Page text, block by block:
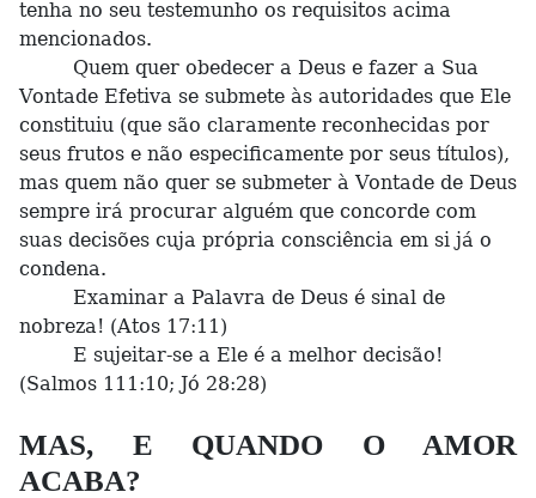
tenha no seu testemunho os requisitos acima
mencionados.
Quem quer obedecer a Deus e fazer a Sua
Vontade Efetiva se submete às autoridades que Ele
constituiu (que são claramente reconhecidas por
seus frutos e não especificamente por seus títulos),
mas quem não quer se submeter à Vontade de Deus
sempre irá procurar alguém que concorde com
suas decisões cuja própria consciência em si já o
condena.
Examinar a Palavra de Deus é sinal de
nobreza! (Atos 17:11)
E sujeitar-se a Ele é a melhor decisão!
(Salmos 111:10; Jó 28:28)
MAS, E QUANDO O AMOR
ACABA?